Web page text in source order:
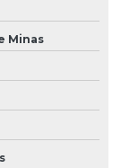
Minas